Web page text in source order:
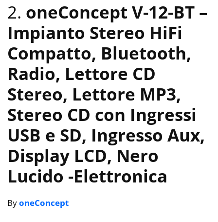
2. oneConcept V-12-BT –
Impianto Stereo HiFi
Compatto, Bluetooth,
Radio, Lettore CD
Stereo, Lettore MP3,
Stereo CD con Ingressi
USB e SD, Ingresso Aux,
Display LCD, Nero
Lucido -Elettronica
ByoneConcept